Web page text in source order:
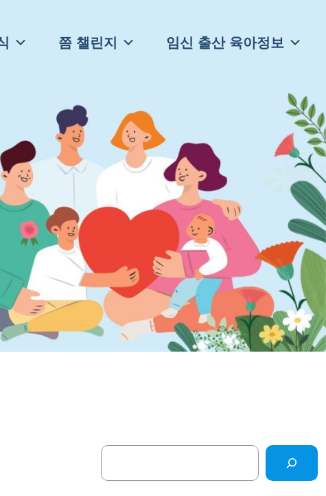
쯤 챌린지 임신 출산 육아정보
Search